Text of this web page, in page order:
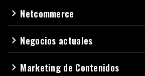
navigate_next Netcommerce
navigate_next Negocios actuales
navigate_next Marketing de Contenidos